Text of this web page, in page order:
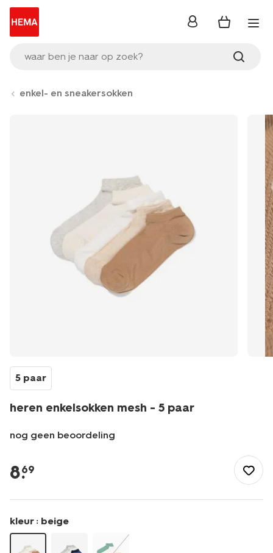
waar ben je naar op zoek?
inloggen
enkel- en sneakersokken
5 paar
heren enkelsokken mesh - 5 paar
nog geen beoordeling
sneakersokken/heren-
enkelsokken-
-
-5-
paar-
8.
69
kleur : beige